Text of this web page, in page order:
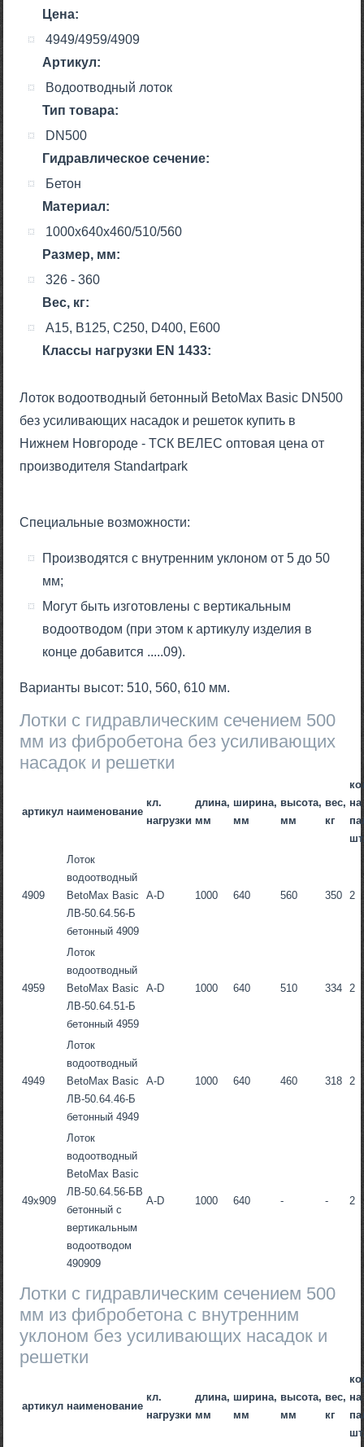
Цена:
Артикул:
4949/4959/4909
Тип товара:
Водоотводный лоток
Гидравлическое сечение:
DN500
Материал:
Бетон
Размер, мм:
1000x640x460/510/560
Вес, кг:
326 - 360
Класcы нагрузки EN 1433:
A15, B125, C250, D400, E600
Лоток водоотводный бетонный BetoMax Basic DN500
без усиливающих насадок и решеток купить в
Нижнем Новгороде - ТСК ВЕЛЕС оптовая цена от
производителя Standartpark
Специальные возможности:
Производятся с внутренним уклоном от 5 до 50
мм;
Могут быть изготовлены с вертикальным
водоотводом (при этом к артикулу изделия в
конце добавится .....09).
Варианты высот: 510, 560, 610 мм.
Лотки с гидравлическим сечением 500
мм из фибробетона без усиливающих
насадок и решетки
артикул наименование
кл.
нагрузки
длина,
мм
ширина,
мм
высота,
мм
вес,
кг
на
4909
Лоток
водоотводный
BetoMax Basic
ЛВ-50.64.56-Б
бетонный 4909
A-D 1000 640 560 350 2
4959
Лоток
водоотводный
BetoMax Basic
ЛВ-50.64.51-Б
бетонный 4959
A-D 1000 640 510 334 2
4949
Лоток
водоотводный
BetoMax Basic
ЛВ-50.64.46-Б
бетонный 4949
A-D 1000 640 460 318 2
49х909
Лоток
водоотводный
BetoMax Basic
ЛВ-50.64.56-БВ
бетонный с
вертикальным
водоотводом
490909
A-D 1000 640 - - 2
Лотки с гидравлическим сечением 500
мм из фибробетона c внутренним
уклоном без усиливающих насадок и
решетки
артикул наименование
кл.
нагрузки
длина,
мм
ширина,
мм
высота,
мм
вес,
кг
на